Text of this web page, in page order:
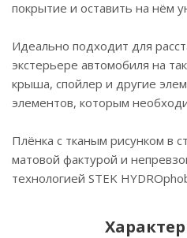
покрытие и оставить на нём
Идеально подходит для
экстерьере автомобиля на
крыша, спойлер и другие
элементов, которым
Плёнка с тканым рисунком в
матовой фактурой и
технологией STEK